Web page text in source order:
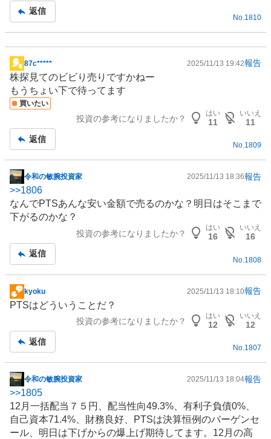
返信
No. 1810
掲
示
板
記
87c***** 2025/11/13 19:42報告
株探見てのビビり売りですかねー
もうちょい下で待ってます
買いたい
投資の参考になりましたか？
はい
11
いいえ
11
返信
No.1809
掲
示
板
記
令和の敏腕投資家 2025/11/13 18:36報告
>>1806
なんでPTSあんな安い金額で売るのかな？明日はそこまで
下がるのかな？
投資の参考になりましたか？
はい
16
いいえ
16
返信
No. 1808
掲
示
事
kyoku 2025/11/13 18:10報告
PTSはどういうことだ？
投資の参考になりましたか？
はい
12
いいえ
12
返信
No.1807
掲
示
板
記
令和の敏腕投資家 2025/11/13 18:04報告
>>1805
12月一括配当７５円、配当性向49.3%、有利子負債0%、
自己資本71.4%、財務良好、PTSは決算恒例のバーゲンセ
ール、明日は下げからの爆上げ期待してます。12月の高